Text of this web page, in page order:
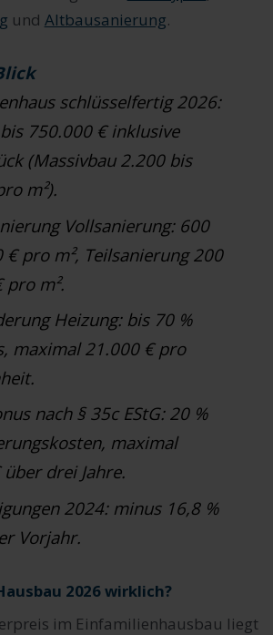
und Altbausanierung.
schlüsselfertig 2026:
750.000 € inklusive
(Massivbau 2.200 bis
m²).
Vollsanierung: 600
€ pro m², Teilsanierung 200
pro m².
Heizung: bis 70 %
maximal 21.000 € pro
nach § 35c EStG: 20 %
maximal
drei Jahre.
2024: minus 16,8 %
Vorjahr.
2026 wirklich?
im Einfamilienhausbau liegt